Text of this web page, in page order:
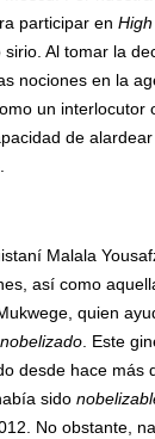
participar en
Al tomar la
nociones en la
un interlocutor
de
Malala
así como
quien
nobelizado. Este
desde hace más
sido
No obstante,